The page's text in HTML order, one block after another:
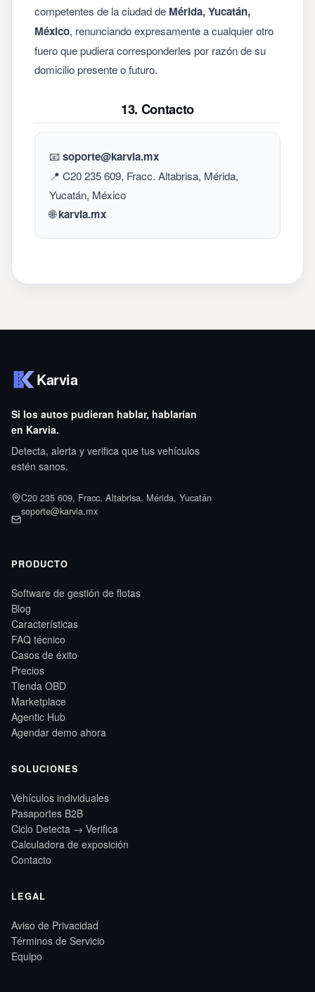
competentes de la ciudad de Mérida, Yucatán,
México, renunciando expresamente a cualquier otro
fuero que pudiera corresponderles por razón de su
domicilio presente o futuro.
13. Contacto
📧soporte@karvia.mx
📍 C20 235 609, Fracc. Altabrisa, Mérida,
Yucatán, México
🌐karvia.mx
Karvia
Si los autos pudieran hablar, hablarían
en Karvia.
Detecta, alerta y verifica que tus vehículos
estén sanos.
C20 235 609, Fracc. Altabrisa, Mérida, Yucatán
soporte@karvia.mx
PRODUCTO
Software de gestión de flotas
Blog
Características
FAQ técnico
Casos de éxito
Precios
Tienda OBD
Marketplace
Agentic Hub
Agendar demo ahora
SOLUCIONES
Vehículos individuales
Pasaportes B2B
Ciclo Detecta → Verifica
Calculadora de exposición
Contacto
LEGAL
Aviso de Privacidad
Términos de Servicio
Equipo